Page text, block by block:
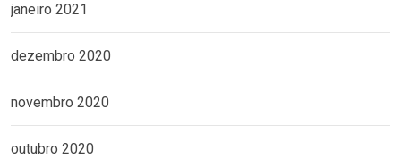
janeiro 2021
dezembro 2020
novembro 2020
outubro 2020